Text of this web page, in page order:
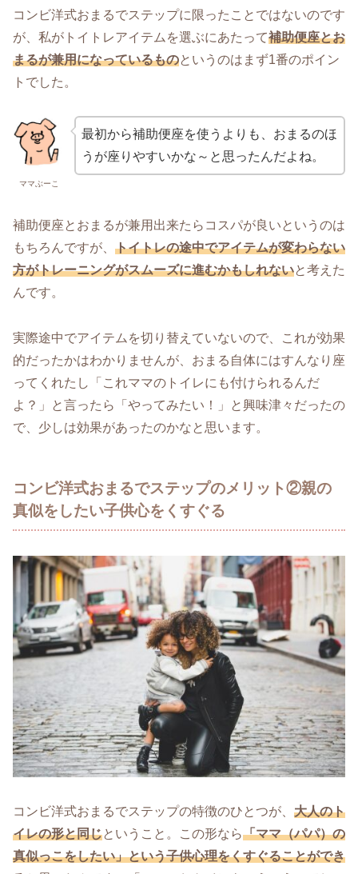
コンビ洋式おまるでステップに限ったことではないのです
が、私がトイトレアイテムを選ぶにあたって補助便座とお
まるが兼用になっているものというのはまず1番のポイン
トでした。
ママぶーこ
最初から補助便座を使うよりも、おまるのほ
うが座りやすいかな～と思ったんだよね。
補助便座とおまるが兼用出来たらコスパが良いというのは
もちろんですが、 トイトレの途中でアイテムが変わらない
方がトレーニングがスムーズに進むかもしれないと考えた
んです。
実際途中でアイテムを切り替えていないので、これが効果
的だったかはわかりませんが、おまる自体にはすんなり座
ってくれたし「これママのトイレにも付けられるんだ
よ？」と言ったら「やってみたい！」と興味津々だったの
で、少しは効果があったのかなと思います。
コンビ洋式おまるでステップのメリット②親の
真似をしたい子供心をくすぐる
コンビ洋式おまるでステップの特徴のひとつが、 大人のト
イレの形と同じということ。この形なら「ママ（パパ）の
真似っこをしたい」という子供心理をくすぐることができ